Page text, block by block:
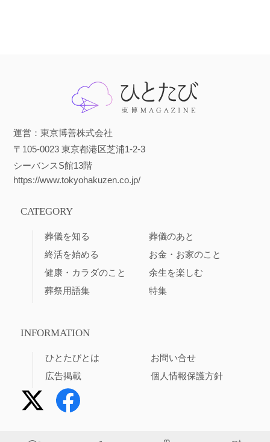
運営：東京博善株式会社
〒105-0023 東京都港区芝浦1-2-3
シーバンスS館13階
https://www.tokyohakuzen.co.jp/
CATEGORY
葬儀を知る
葬儀のあと
終活を始める
お金・お家のこと
健康・カラダのこと
余生を楽しむ
葬祭用語集
特集
INFORMATION
ひとたびとは
お問い合せ
広告掲載
個人情報保護方針